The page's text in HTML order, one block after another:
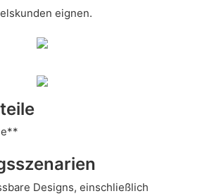
eignen.
Designs, einschließlich